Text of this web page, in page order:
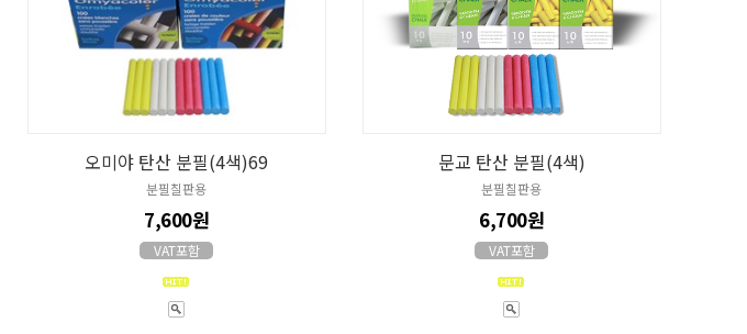
오미야 탄산 분필(4색)69
분필칠판용
7,600원
VAT포함
문교 탄산 분필(4색)
분필칠판용
6,700원
VAT포함